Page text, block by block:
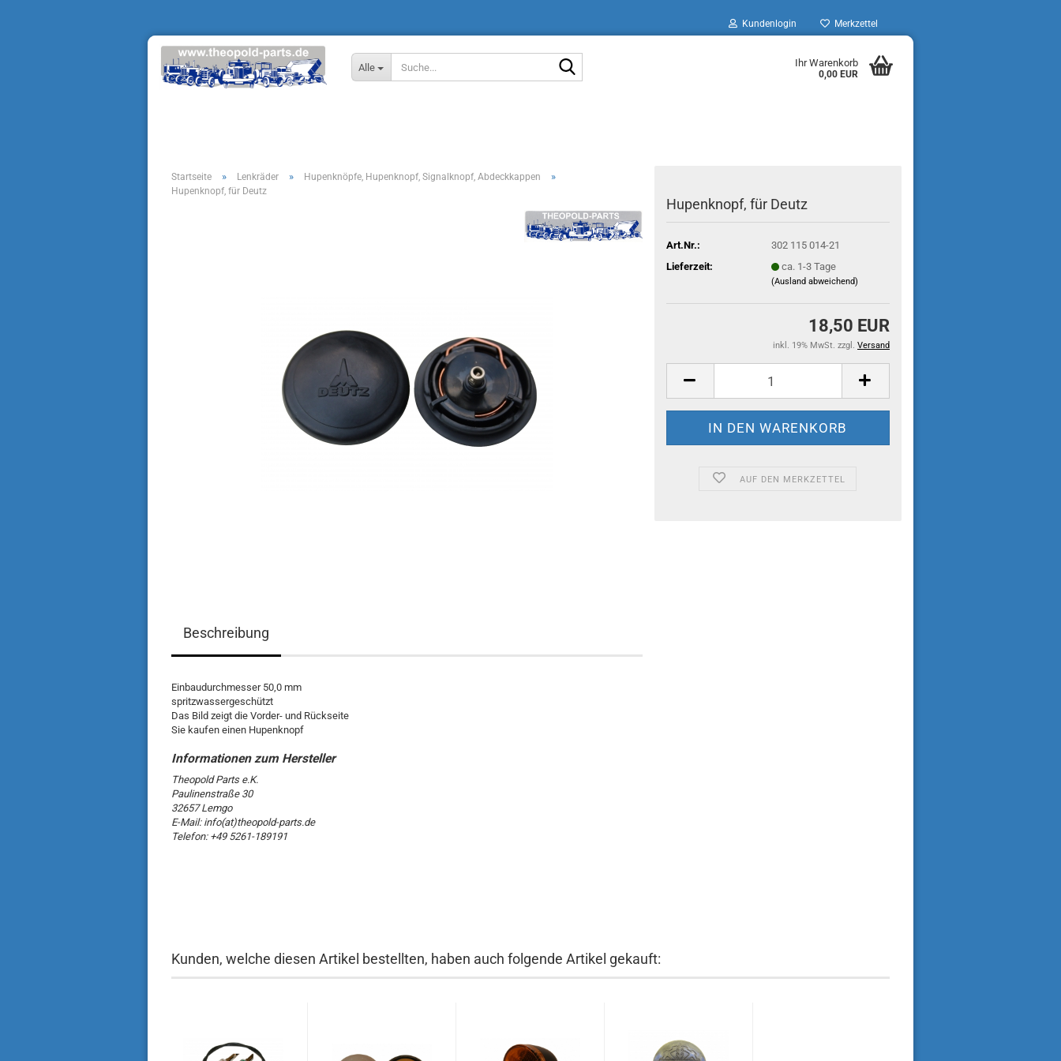
Kundenlogin Merkzettel
Alle Ihr Warenkorb
0,00 EUR
Startseite » Lenkräder » Hupenknöpfe, Hupenknopf, Signalknopf, Abdeckkappen »
Hupenknopf, für Deutz
Hupenknopf, für Deutz
Art.Nr.:
302 115 014-21
Lieferzeit:
ca. 1-3 Tage
(Ausland abweichend)
18,50 EUR
inkl. 19% MwSt. zzgl. Versand
AUF DEN MERKZETTEL
Beschreibung
Einbaudurchmesser 50,0 mm
spritzwassergeschützt
Das Bild zeigt die Vorder- und Rückseite
Sie kaufen einen Hupenknopf
Theopold Parts e.K.
Paulinenstraße 30
32657 Lemgo
E-Mail: info(at)theopold-parts.de
Telefon: +49 5261-189191
Kunden, welche diesen Artikel bestellten, haben auch folgende Artikel gekauft: